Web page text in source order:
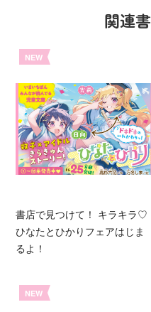
関連
NEW
書店で見つけて！ キラキラ♡
ひなたとひかりフェアはじま
るよ！
NEW